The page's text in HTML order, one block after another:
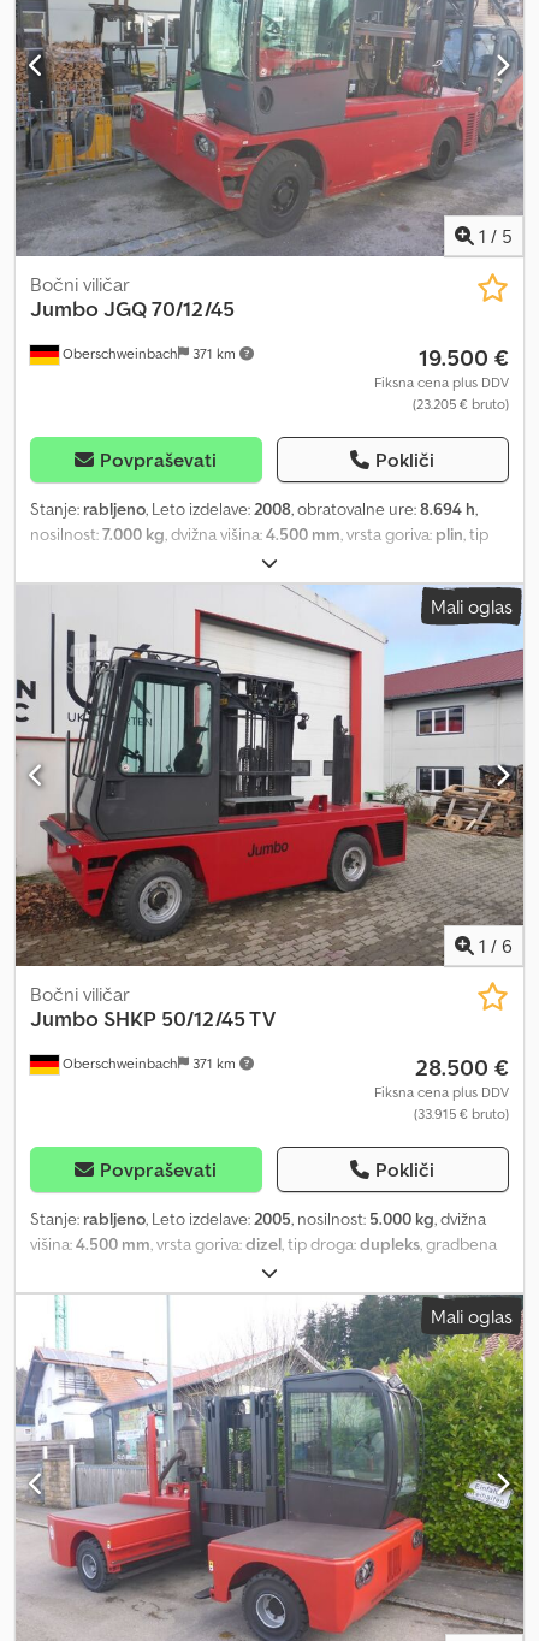
1 / 5
Oberschweinbach 371 km
Bočni viličar
JumboJGQ 70/12/45
19.500 €
Fiksna cena plus DDV
(23.205 € bruto)
Povpraševati Pokliči
Stanje: rabljeno, Leto izdelave:2008, obratovalne ure:8.694 h,
nosilnost:7.000 kg, dvižna višina:4.500 mm, vrsta goriva: plin, tip
, gradbena višina:3.150 mm
odstotek, barva:drugo, Attachments: fork positioner, Cjdsury R
Dopfx Ag Derf
Mali oglas
1 / 6
Oberschweinbach 371 km
Bočni viličar
Jumbo SHKP 50/12/45 TV
28.500 €
Fiksna cena plus DDV
(33.915 € bruto)
Povpraševati Pokliči
Stanje: rabljeno, Leto izdelave: 2005, nosilnost: 5.000 kg, dvižna
višina:4.500 mm , vrsta goriva:dizel , tip droga:dupleks , gradbena
, stanje pnevmatik:
Mali oglas